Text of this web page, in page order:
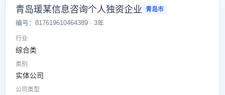
青岛瑗某信息咨询个人独资企业 青岛市
编号：817619610464389 · 3年
行业
综合类
类别
实体公司
公司类型